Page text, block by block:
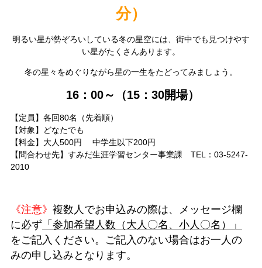
分）
明るい星が勢ぞろいしている冬の星空には、街中でも見つけやす
い星がたくさんあります。
冬の星々をめぐりながら星の一生をたどってみましょう。
16：00～（15：30開場）
【定員】各回80名（先着順）
【対象】どなたでも
【料金】大人500円 中学生以下200円
【問合わせ先】すみだ生涯学習センター事業課 TEL：03-5247-
2010
《注意》 複数人でお申込みの際は、メッセージ欄
に必ず「参加希望人数（大人〇名、小人〇名）」
をご記入ください。
ご記入のない場合はお一人の
みの申し込みとなります。